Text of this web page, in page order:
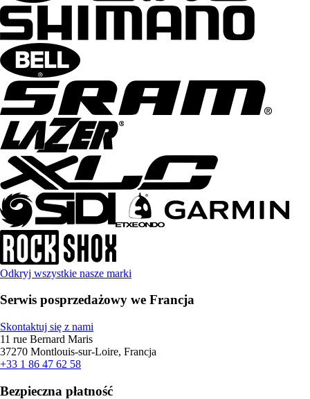
Odkryj wszystkie nasze marki
Serwis posprzedażowy we Francja
Skontaktuj się z nami
11 rue Bernard Maris
37270 Montlouis-sur-Loire, Francja
+33 1 86 47 62 58
Bezpieczna płatność